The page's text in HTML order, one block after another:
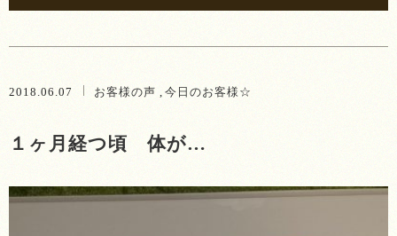
2018.06.07 お客様の声 今日のお客様☆
１ヶ月経つ頃 体が…